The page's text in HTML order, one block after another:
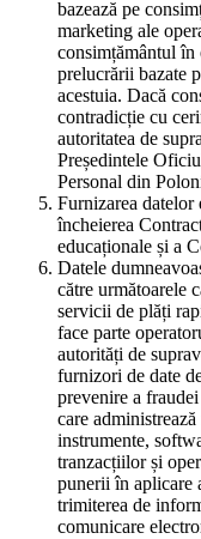
bazează pe
marketing ale
consimțământul în
prelucrării bazate
acestuia. Dacă
contradicție cu
autoritatea de
Președintele
Personal din
Furnizarea datelor
încheierea
educaționale și a
Datele
către următoarele
servicii de plăți
face parte
autorități de
furnizori de date
prevenire a
care
instrumente,
tranzacțiilor și
punerii în aplicare
trimiterea de
comunicare